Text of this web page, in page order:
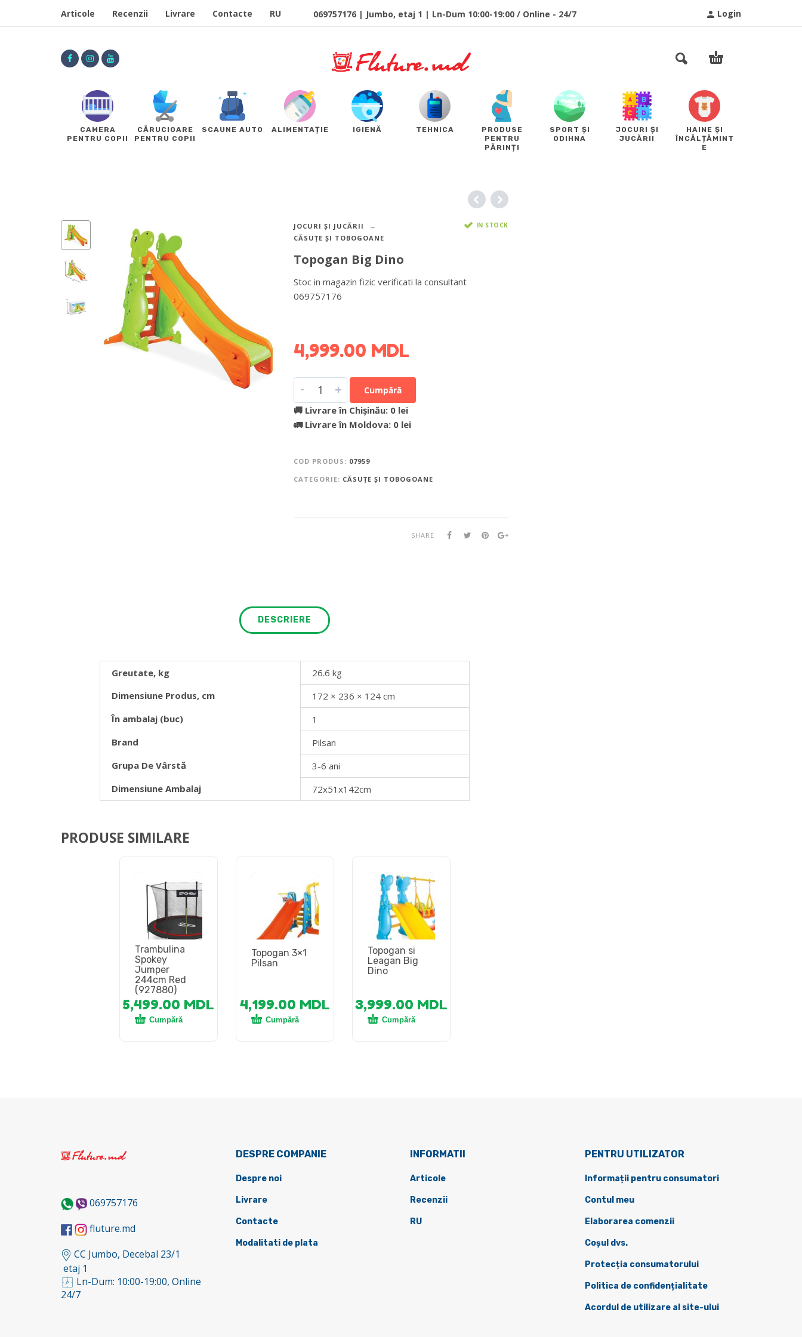
Login
Articole Recenzii Livrare Contacte RU 069757176 | Jumbo, etaj 1 | Ln-Dum 10:00-19:00 / Online - 24/7
CAMERA
PENTRU COPII
CĂRUCIOARE
PENTRU COPII
SCAUNE AUTO ALIMENTAȚIE IGIENĂ TEHNICA
PRODUSE
PENTRU
PĂRINȚI
SPORT ȘI
ODIHNA
JOCURI ȘI
JUCĂRII
HAINE ȘI
ÎNCĂLȚĂMINT
E
JOCURI ȘI JUCĂRII
CĂSUȚE ȘI TOBOGOANE
IN STOCK
Topogan Big Dino
Stoc in magazin fizic verificati la consultant
069757176
4,999.00 MDL
- + Cumpără
🚚 Livrare în Chișinău: 0 lei
🚛 Livrare în Moldova: 0 lei
COD PRODUS: 07959
CATEGORIE: CĂSUȚE ȘI TOBOGOANE
SHARE
DESCRIERE
Greutate, kg
26.6 kg
Dimensiune Produs, cm
172 × 236 × 124 cm
În ambalaj (buc)
1
Brand
Pilsan
Grupa De Vârstă
3-6 ani
Dimensiune Ambalaj
72x51x142cm
PRODUSE SIMILARE
Trambulina
Spokey
Jumper
244cm Red
(927880)
5,499.00 MDL
Cumpără
Topogan 3×1
Pilsan
4,199.00 MDL
Cumpără
Topogan si
Leagan Big
Dino
3,999.00 MDL
Cumpără
069757176
fluture.md
CC Jumbo, Decebal 23/1
etaj 1
Ln-Dum: 10:00-19:00, Online
24/7
DESPRE COMPANIE
Despre noi
Livrare
Contacte
Modalitati de plata
INFORMATII
Articole
Recenzii
RU
PENTRU UTILIZATOR
Informații pentru consumatori
Contul meu
Elaborarea comenzii
Coșul dvs.
Protecția consumatorului
Politica de confidențialitate
Acordul de utilizare al site-ului